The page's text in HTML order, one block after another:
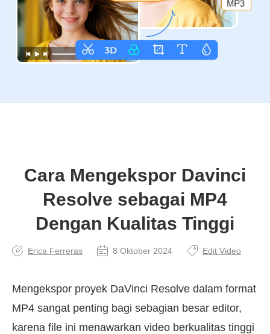
Cara Mengekspor Davinci
Resolve sebagai MP4
Dengan Kualitas Tinggi
Erica Ferreras 8 Oktober 2024 Edit Video
Mengekspor proyek DaVinci Resolve dalam format
MP4 sangat penting bagi sebagian besar editor,
karena file ini menawarkan video berkualitas tinggi